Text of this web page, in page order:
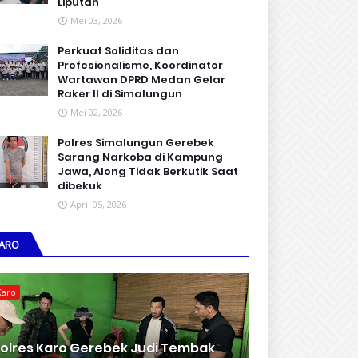
Mei 03, 2026
Perkuat Soliditas dan
Profesionalisme, Koordinator
Wartawan DPRD Medan Gelar
Raker II di Simalungun
Mei 02, 2026
Polres Simalungun Gerebek
Sarang Narkoba di Kampung
Jawa, Along Tidak Berkutik Saat
dibekuk
April 05, 2026
Karo Gerebek Judi Tembak